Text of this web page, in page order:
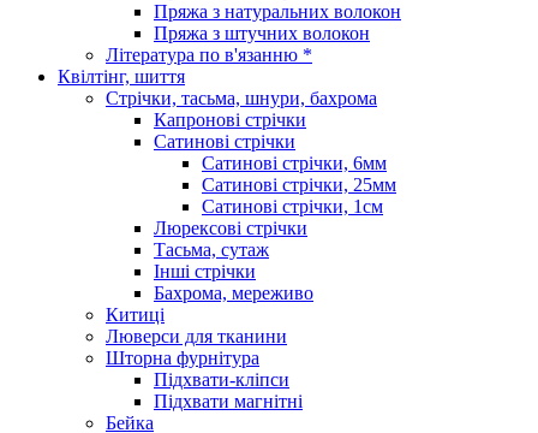
Пряжа з натуральних волокон
Пряжа з штучних волокон
Література по в'язанню *
Квілтінг, шиття
Стрічки, тасьма, шнури, бахрома
Капронові стрічки
Сатинові стрічки
Сатинові стрічки, 6мм
Сатинові стрічки, 25мм
Сатинові стрічки, 1см
Люрексові стрічки
Тасьма, сутаж
Інші стрічки
Бахрома, мереживо
Китиці
Люверси для тканини
Шторна фурнітура
Підхвати-кліпси
Підхвати магнітні
Бейка